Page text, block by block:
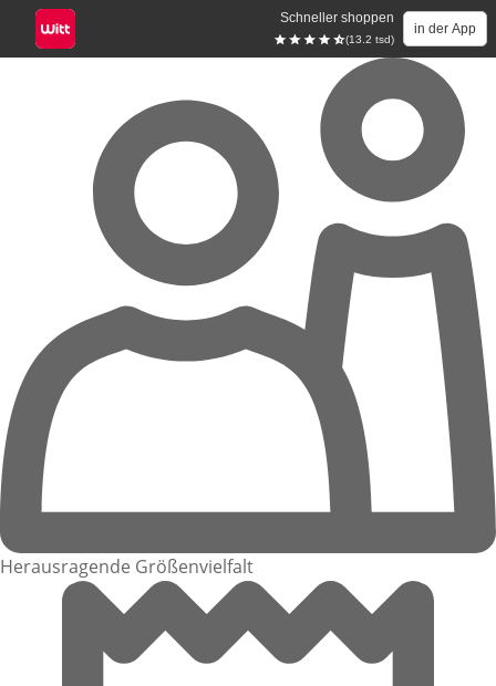
Schneller shoppen
(13.2 tsd)
in der App
Herausragende Größenvielfalt